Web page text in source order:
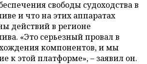
свободы судоходства в
и что на этих аппаратах
действий в регионе
«Это серьезный провал в
компонентов, и мы
к этой платформе», – заявил он.